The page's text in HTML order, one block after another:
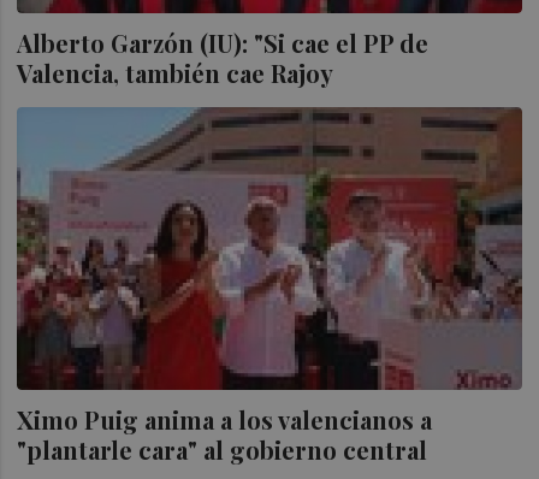
Alberto Garzón (IU): "Si cae el PP de
Valencia, también cae Rajoy
Ximo Puig anima a los valencianos a
"plantarle cara" al gobierno central